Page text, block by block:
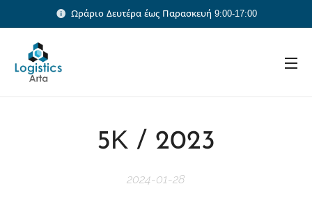
Ωράριο Δευτέρα έως Παρασκευή 9:00-17:00
5Κ / 2023
2024-01-28